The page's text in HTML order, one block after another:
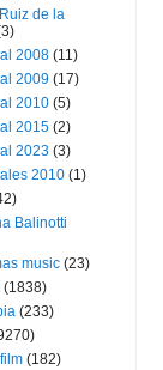
de la
2008 (11)
2009 (17)
2010 (5)
2015 (2)
2023 (3)
2010 (1)
Balinotti
music (23)
(1838)
(233)
(182)